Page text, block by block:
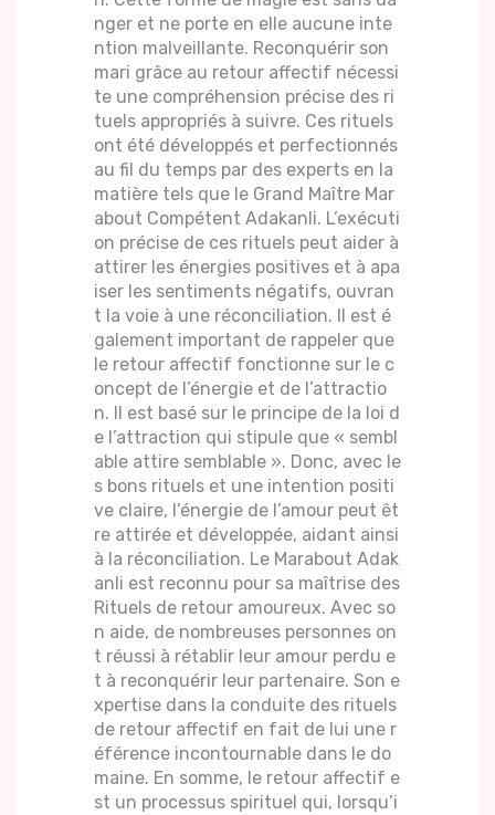
nger et ne porte en elle aucune inte
ntion malveillante. Reconquérir son
mari grâce au retour affectif nécessi
te une compréhension précise des ri
tuels appropriés à suivre. Ces rituels
ont été développés et perfectionnés
au fil du temps par des experts en la
matière tels que le Grand Maître Mar
about Compétent Adakanli. L’exécuti
on précise de ces rituels peut aider à
attirer les énergies positives et à apa
iser les sentiments négatifs, ouvran
t la voie à une réconciliation. Il est é
galement important de rappeler que
le retour affectif fonctionne sur le c
oncept de l’énergie et de l’attractio
n. Il est basé sur le principe de la loi d
e l’attraction qui stipule que « sembl
able attire semblable ». Donc, avec le
s bons rituels et une intention positi
ve claire, l’énergie de l’amour peut êt
re attirée et développée, aidant ainsi
à la réconciliation. Le Marabout Adak
anli est reconnu pour sa maîtrise des
Rituels de retour amoureux. Avec so
n aide, de nombreuses personnes on
t réussi à rétablir leur amour perdu e
t à reconquérir leur partenaire. Son e
xpertise dans la conduite des rituels
de retour affectif en fait de lui une r
éférence incontournable dans le do
maine. En somme, le retour affectif e
st un processus spirituel qui, lorsqu’i